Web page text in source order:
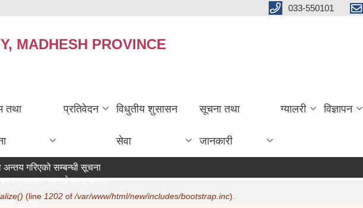
033-550101
MADHESH PROVINCE
तथा प्रतिवेदन विधुतीय शुसासन
सेवा
सूचना तथा
जानकारी
ग्यालरी विज्ञापन
गरिएको सम्बन्धी सूचना ।
साउन १२ गते मा सूचना प्रकाशन ।
सूचना ।
(line 1202 of/var/www/html/new/includes/bootstrap.inc).